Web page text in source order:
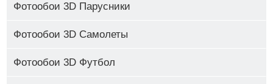
Фотообои 3D Парусники
Фотообои 3D Самолеты
Фотообои 3D Футбол